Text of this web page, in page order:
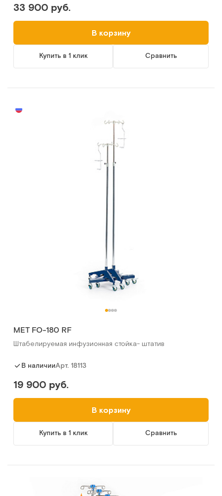
33 900 руб.
В корзину
Купить в 1 клик Сравнить
МЕТ FO-180 RF
Штабелируемая инфузионная стойка- штатив
В наличииАрт. 18113
19 900 руб.
В корзину
Купить в 1 клик Сравнить